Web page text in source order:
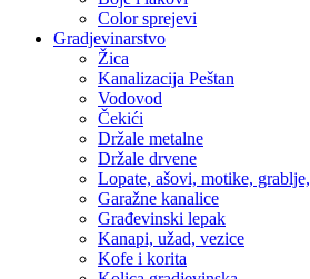
Color sprejevi
Gradjevinarstvo
Žica
Kanalizacija Peštan
Vodovod
Čekići
Držale metalne
Držale drvene
Lopate, ašovi, motike, grablje,
Garažne kanalice
Građevinski lepak
Kanapi, užad, vezice
Kofe i korita